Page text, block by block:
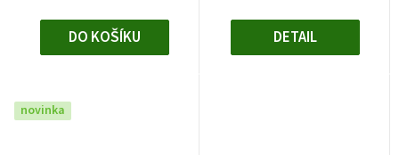
DO KOŠÍKU DETAIL
novinka